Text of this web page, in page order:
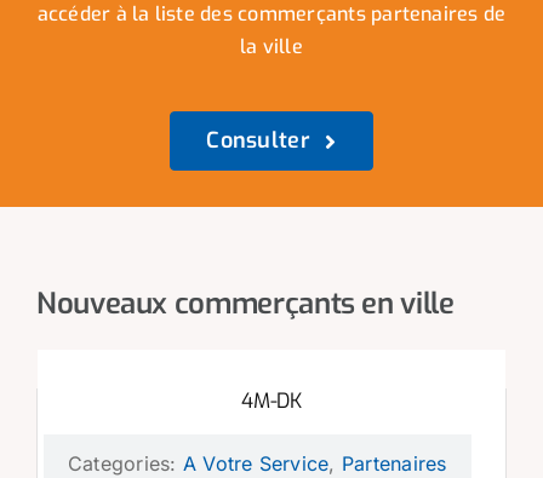
accéder à la liste des commerçants partenaires de
la ville
Consulter
Nouveaux commerçants en ville
4M-DK
Categories: A Votre Service, Partenaires